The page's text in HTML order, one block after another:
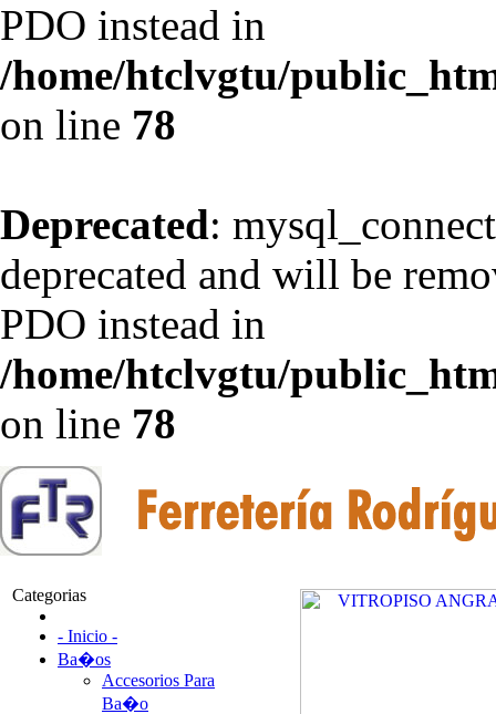
PDO instead in
/home/htclvgtu/
on line 78
Deprecated:
deprecated and will be
PDO instead in
/home/htclvgtu/
on line 78
Categorias
- Inicio -
Ba�os
Accesorios Para
Ba�o